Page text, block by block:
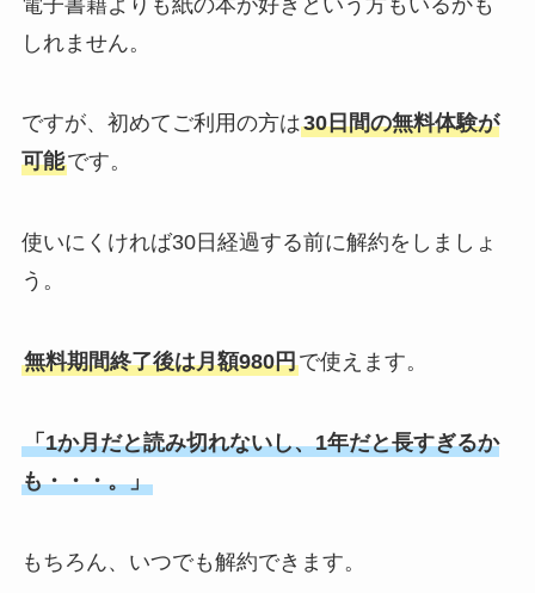
しれません。
ですが、初めてご利用の方は30日間の無料体験が
可能です。
使いにくければ30日経過する前に解約をしましょ
う。
無料期間終了後は月額980円で使えます。
「1か月だと読み切れないし、1年だと長すぎるか
も・・・。」
もちろん、いつでも解約できます。